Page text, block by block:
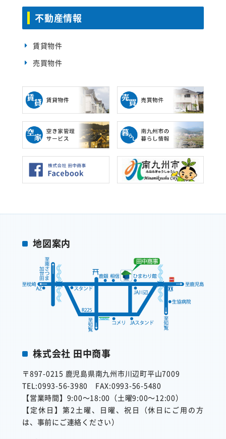
不動産情報
賃貸物件
売買物件
地図案内
株式会社 田中商事
〒897-0215鹿児島県南九州市川辺町平山7009
TEL:0993-56-3980FAX:0993-56-5480
【営業時間】9:00～18:00（土曜9:00～12:00）
【定休日】第2土曜、日曜、祝日（休日にご用の方
は、事前にご連絡ください）